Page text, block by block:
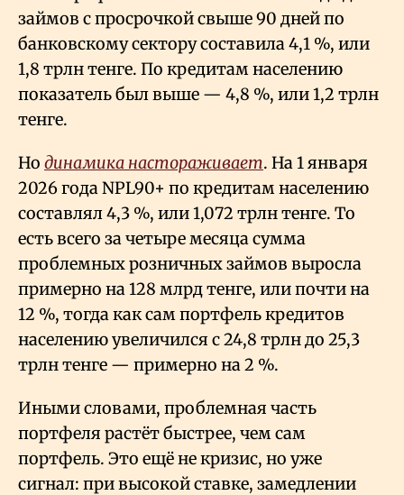
займов с просрочкой свыше 90 дней по
банковскому сектору составила 4,1 %, или
1,8 трлн тенге. По кредитам населению
показатель был выше — 4,8 %, или 1,2 трлн
тенге.
Но динамика настораживает. На 1 января
2026 года NPL90+ по кредитам населению
составлял 4,3 %, или 1,072 трлн тенге. То
есть всего за четыре месяца сумма
проблемных розничных займов выросла
примерно на 128 млрд тенге, или почти на
12 %, тогда как сам портфель кредитов
населению увеличился с 24,8 трлн до 25,3
трлн тенге — примерно на 2 %.
Иными словами, проблемная часть
портфеля растёт быстрее, чем сам
портфель. Это ещё не кризис, но уже
сигнал: при высокой ставке, замедлении